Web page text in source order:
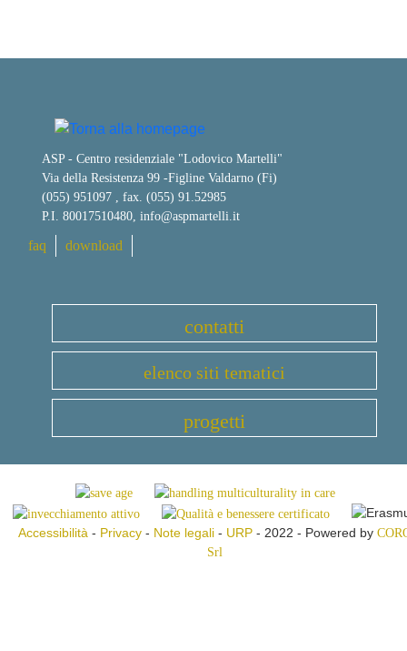
ASP - Centro residenziale "Lodovico Martelli"
Via della Resistenza 99 -Figline Valdarno (Fi)
(055) 951097 , fax. (055) 91.52985
P.I. 80017510480, info@aspmartelli.it
faq download
contatti
elenco siti tematici
progetti
Accessibilità - Privacy- Note legali- URP- 2022 - Powered by
Srl